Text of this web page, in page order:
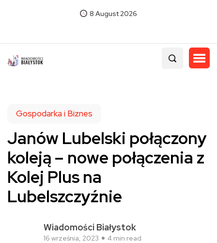
8 August 2026
Gospodarka i Biznes
Janów Lubelski połączony
koleją – nowe połączenia z
Kolej Plus na
Lubelszczyźnie
Wiadomości Białystok
16 września, 2023 4 min read